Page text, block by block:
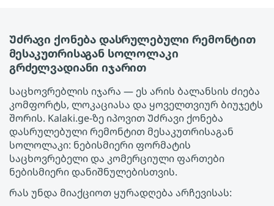
Უძრავი ქონება დასრულებული რემონტით
მესაკუთრისაგან სოლოლაკი
გრძელვადიანი იჯარით
საცხოვრებლის იჯარა — ეს არის ბალანსის ძიება
კომფორტს, ლოკაციასა და ყოველთვიურ ბიუჯეტს
შორის. Kalaki.ge-ზე იპოვით Უძრავი ქონება
დასრულებული რემონტით მესაკუთრისაგან
სოლოლაკი: ნებისმიერი ფორმატის
საცხოვრებელი და კომერციული ფართები
ნებისმიერი დანიშნულებისთვის.
რას უნდა მიაქციოთ ყურადღება არჩევისას: